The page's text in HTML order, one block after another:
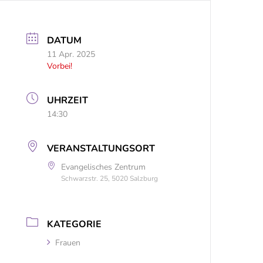
DATUM
11 Apr. 2025
Vorbei!
UHRZEIT
14:30
VERANSTALTUNGSORT
Evangelisches Zentrum
Schwarzstr. 25, 5020 Salzburg
KATEGORIE
Frauen